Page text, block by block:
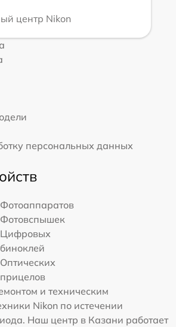
центр Nikon
персональных данных
Фотоаппаратов
Фотовспышек
Цифровых
биноклей
Оптических
прицелов
и техническим
Nikon по истечении
Наш центр в Казани работает